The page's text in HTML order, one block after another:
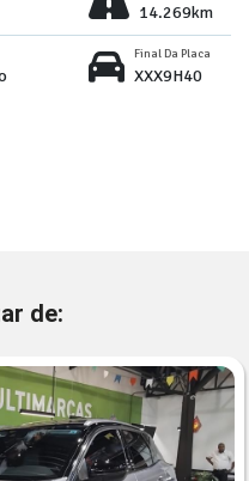
14.269km
Final Da Placa
XXX9H40
de: